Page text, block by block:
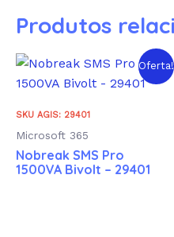
Produtos
Oferta!
SKU AGIS: 29401
Microsoft 365
Nobreak SMS Pro
1500VA Bivolt – 29401